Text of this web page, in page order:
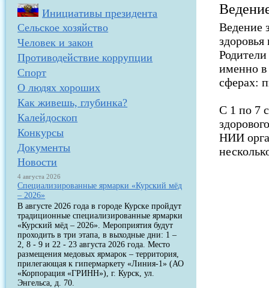
Инициативы президента
Сельское хозяйство
Человек и закон
Противодействие коррупции
Спорт
О людях хороших
Как живешь, глубинка?
Калейдоскоп
Конкурсы
Документы
Новости
4 августа 2026
Специализированные ярмарки «Курский мёд
– 2026»
В августе 2026 года в городе Курске пройдут
традиционные специализированные ярмарки
«Курский мёд – 2026». Мероприятия будут
проходить в три этапа, в выходные дни: 1 –
2, 8 - 9 и 22 - 23 августа 2026 года. Место
размещения медовых ярмарок – территория,
прилегающая к гипермаркету «Линия-1» (АО
«Корпорация «ГРИНН»), г. Курск, ул.
Энгельса, д. 70.
Ведение
именно
сферах:
С 1 по 7
НИИ